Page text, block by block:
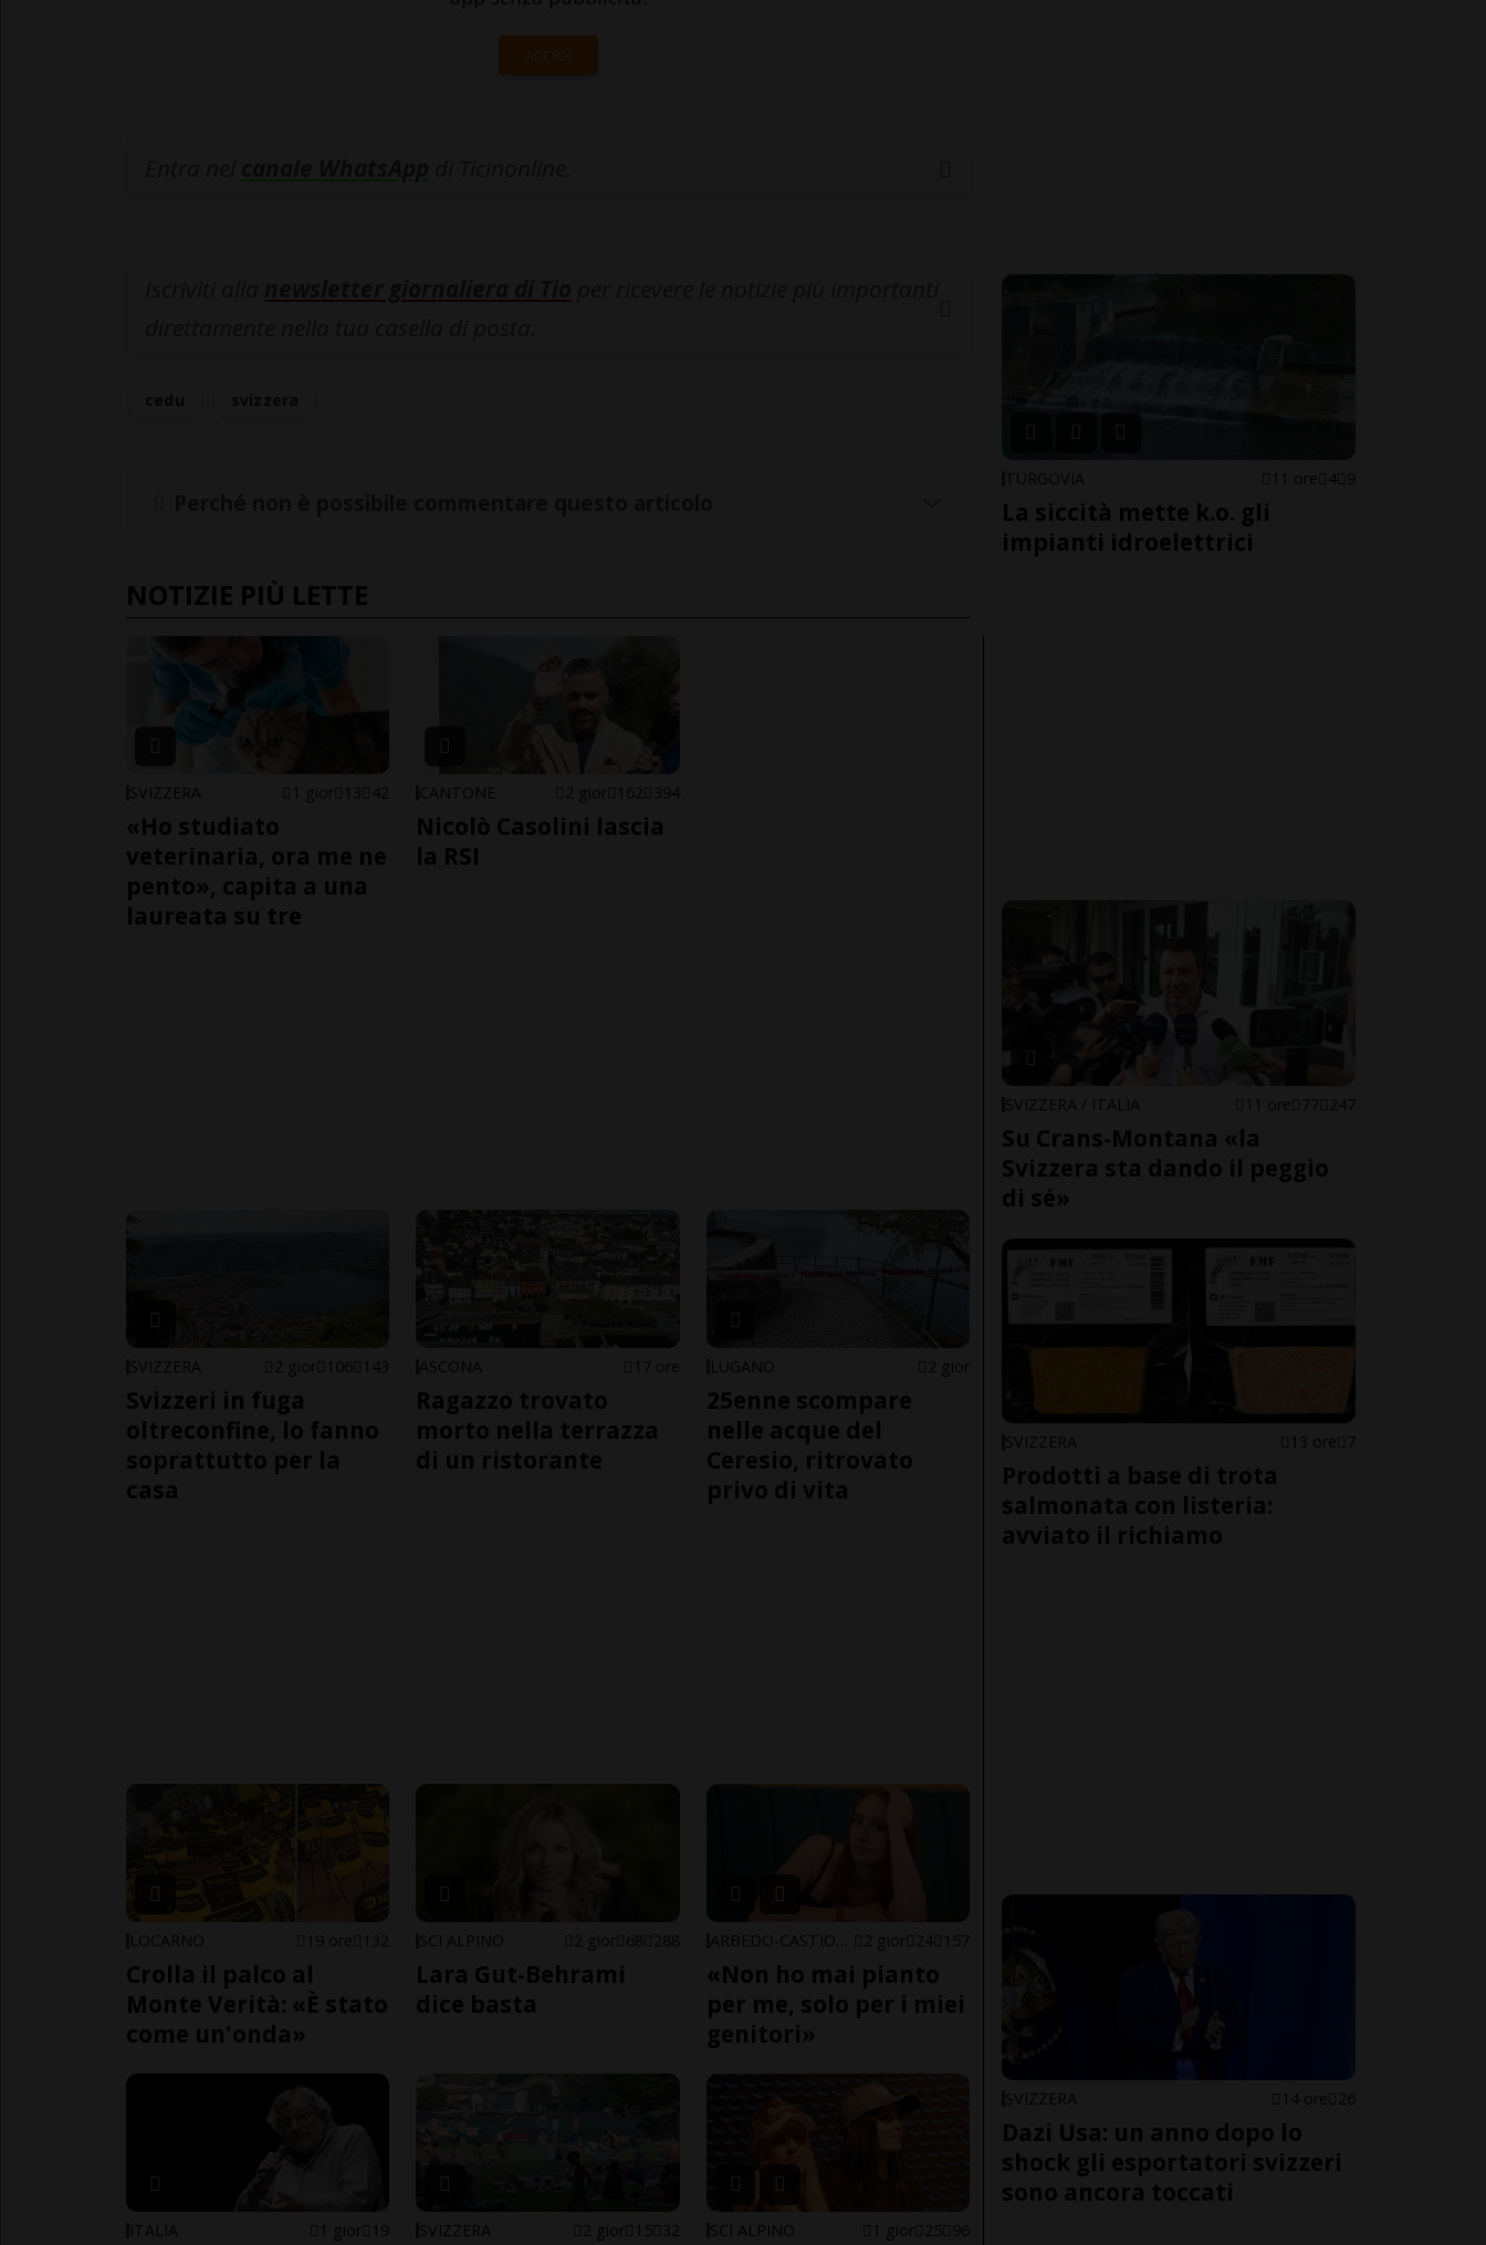
ACCEDI
NOTIZIE PIÙ LETTE
SVIZZERA 1 gior 13 42
«Ho studiato
veterinaria, ora me ne
pento», capita a una
laureata su tre
CANTONE 2 gior 162 394
Nicolò Casolini lascia
la RSI
SVIZZERA 2 gior 106 143
Svizzeri in fuga
oltreconfine, lo fanno
soprattutto per la
casa
ASCONA 17 ore
Ragazzo trovato
morto nella terrazza
di un ristorante
LUGANO 2 gior
25enne scompare
nelle acque del
Ceresio, ritrovato
privo di vita
LOCARNO 19 ore 132
Crolla il palco al
Monte Verità: «È stato
come un'onda»
SCI ALPINO 2 gior 68 288
Lara Gut-Behrami
dice basta
2 gior 24 157
«Non ho mai pianto
per me, solo per i miei
genitori»
ITALIA 1 gior 19 SVIZZERA 2 gior 15 32 SCI ALPINO 1 gior 25 96
TURGOVIA 11 ore 4 9
La siccità mette k.o. gli
impianti idroelettrici
SVIZZERA / ITALIA 11 ore 77 247
Su Crans-Montana «la
Svizzera sta dando il peggio
di sé»
SVIZZERA 13 ore 7
Prodotti a base di trota
salmonata con listeria:
avviato il richiamo
SVIZZERA 14 ore 26
Dazi Usa: un anno dopo lo
shock gli esportatori svizzeri
sono ancora toccati